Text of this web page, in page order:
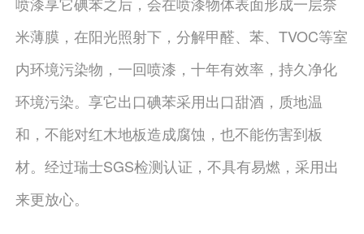
米薄膜，在阳光照射下，分解甲醛、苯、TVOC等室
内环境污染物，一回喷漆，十年有效率，持久净化
环境污染。享它出口碘苯采用出口甜酒，质地温
和，不能对红木地板造成腐蚀，也不能伤害到板
材。经过瑞士SGS检测认证，不具有易燃，采用出
来更放心。